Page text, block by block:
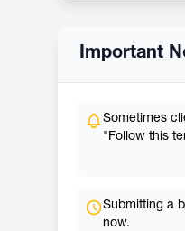
Important
Sometimes
"Follow this
Submitting a
now.